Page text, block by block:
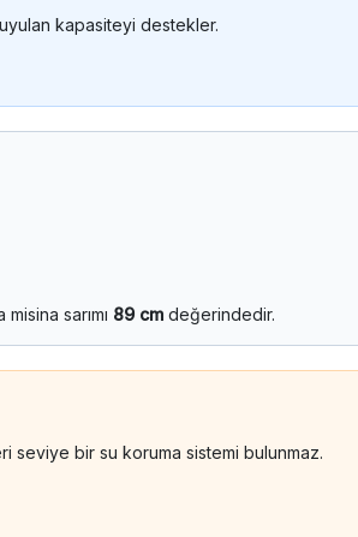
kapasiteyi destekler.
sarımı 89 cmdeğerindedir.
seviye bir su koruma sistemi bulunmaz.